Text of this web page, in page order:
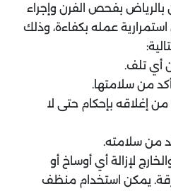
بالرياض بفحص الفرن وإجراء
عمله بكفاءة، وذلك
أي تلف.
من سلامتها.
من إغلاقه بإحكام حتى لا
من سلامته.
لإزالة أي أوساخ أو
يمكن استخدام منظف